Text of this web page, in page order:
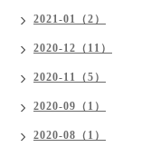
2021-01（2）
2020-12（11）
2020-11（5）
2020-09（1）
2020-08（1）